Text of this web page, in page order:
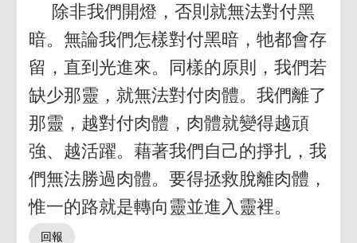
除非我們開燈，否則就無法對付黑
暗。無論我們怎樣對付黑暗，牠都會存
留，直到光進來。同樣的原則，我們若
缺少那靈，就無法對付肉體。我們離了
那靈，越對付肉體，肉體就變得越頑
強、越活躍。藉著我們自己的掙扎，我
們無法勝過肉體。要得拯救脫離肉體，
惟一的路就是轉向靈並進入靈裡。